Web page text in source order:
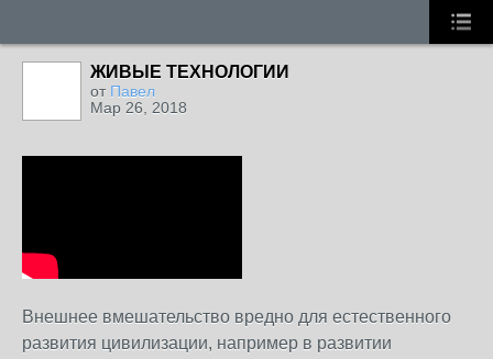
ЖИВЫЕ ТЕХНОЛОГИИ
от Павел
Мар 26, 2018
Внешнее вмешательство вредно для естественного
развития цивилизации, например в развитии